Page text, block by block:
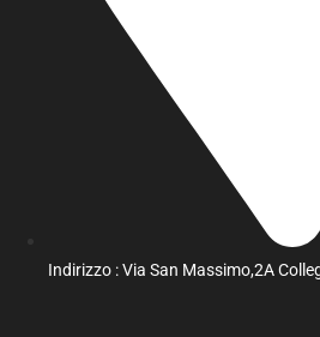
Indirizzo : Via San Massimo,2A